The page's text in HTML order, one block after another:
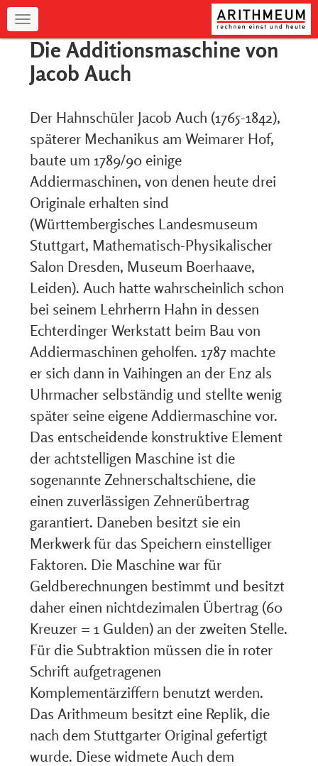
Navigation
Die Additionsmaschine von
Jacob Auch
Der Hahnschüler Jacob Auch (1765-1842),
späterer Mechanikus am Weimarer Hof,
baute um 1789/90 einige
Addiermaschinen, von denen heute drei
Originale erhalten sind
(Württembergisches Landesmuseum
Stuttgart, Mathematisch-Physikalischer
Salon Dresden, Museum Boerhaave,
Leiden). Auch hatte wahrscheinlich schon
bei seinem Lehrherrn Hahn in dessen
Echterdinger Werkstatt beim Bau von
Addiermaschinen geholfen. 1787 machte
er sich dann in Vaihingen an der Enz als
Uhrmacher selbständig und stellte wenig
später seine eigene Addiermaschine vor.
Das entscheidende konstruktive Element
der achtstelligen Maschine ist die
sogenannte Zehnerschaltschiene, die
einen zuverlässigen Zehnerübertrag
garantiert. Daneben besitzt sie ein
Merkwerk für das Speichern einstelliger
Faktoren. Die Maschine war für
Geldberechnungen bestimmt und besitzt
daher einen nichtdezimalen Übertrag (60
Kreuzer = 1 Gulden) an der zweiten Stelle.
Für die Subtraktion müssen die in roter
Schrift aufgetragenen
Komplementärziffern benutzt werden.
Das Arithmeum besitzt eine Replik, die
nach dem Stuttgarter Original gefertigt
wurde. Diese widmete Auch dem